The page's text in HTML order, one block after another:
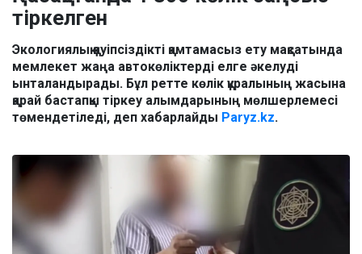
тіркелген
Экологиялық қауіпсіздікті қамтамасыз ету мақсатында
мемлекет жаңа автокөліктерді елге әкелуді
ынталандырады. Бұл ретте көлік құралының жасына
қарай бастапқы тіркеу алымдарының мөлшерлемесі
төмендетіледі, деп хабарлайды Paryz.kz.